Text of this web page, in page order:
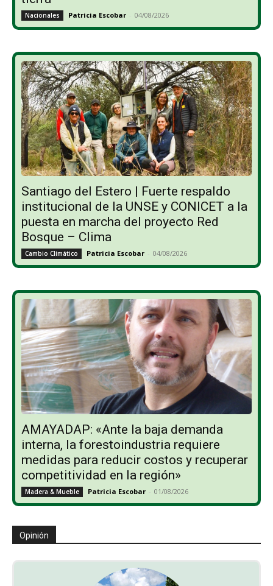
Nacionales Patricia Escobar - 04/08/2026
Santiago del Estero | Fuerte respaldo
institucional de la UNSE y CONICET a la
puesta en marcha del proyecto Red
Bosque – Clima
Cambio Climático Patricia Escobar - 04/08/2026
AMAYADAP: «Ante la baja demanda
interna, la forestoindustria requiere
medidas para reducir costos y recuperar
competitividad en la región»
Madera & Mueble Patricia Escobar - 01/08/2026
Opinión